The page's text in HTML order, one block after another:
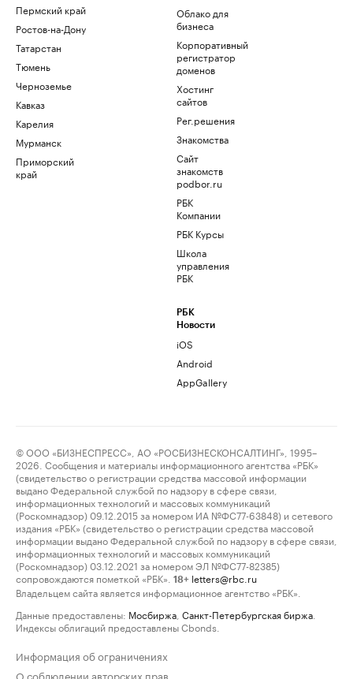
Пермский край
Ростов-на-Дону
Татарстан
Тюмень
Черноземье
Кавказ
Карелия
Мурманск
Приморский
край
Облако для
бизнеса
Корпоративный
регистратор
доменов
Хостинг
сайтов
Рег.решения
Знакомства
Сайт
знакомств
podbor.ru
РБК
Компании
РБК Курсы
Школа
управления
РБК
РБК
Новости
iOS
Android
AppGallery
© ООО «БИЗНЕСПРЕСС», АО «РОСБИЗНЕСКОНСАЛТИНГ», 1995–
2026. Сообщения и материалы информационного агентства «РБК»
(свидетельство о регистрации средства массовой информации
выдано Федеральной службой по надзору в сфере связи,
информационных технологий и массовых коммуникаций
(Роскомнадзор) 09.12.2015 за номером ИА №ФС77-63848) и сетевого
издания «РБК» (свидетельство о регистрации средства массовой
информации выдано Федеральной службой по надзору в сфере связи,
информационных технологий и массовых коммуникаций
(Роскомнадзор) 03.12.2021 за номером ЭЛ №ФС77-82385)
сопровождаются пометкой «РБК».
18+ letters@rbc.ru
Владельцем сайта является информационное агентство «РБК».
Данные предоставлены: Мосбиржа Санкт-Петербургская биржа
Индексы облигаций предоставлены Cbonds.
Информация об ограничениях
О соблюдении авторских прав